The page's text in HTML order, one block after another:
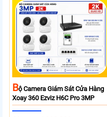
BỘ Camera Giám Sát Cửa Hàng
Xoay 360 Ezviz H6C Pro 3MP